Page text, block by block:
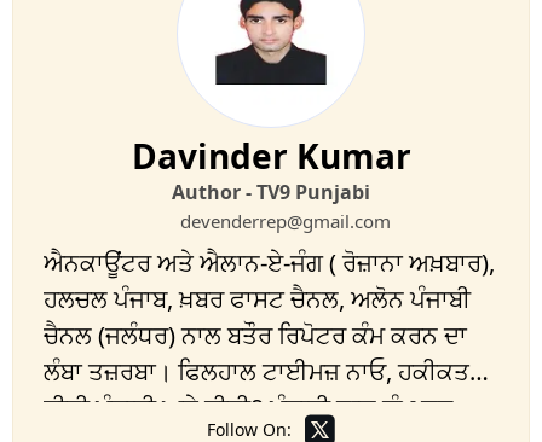
Davinder Kumar
Author - TV9 Punjabi
devenderrep@gmail.com
ਐਨਕਾਊਂਟਰ ਅਤੇ ਐਲਾਨ-ਏ-ਜੰਗ ( ਰੋਜ਼ਾਨਾ ਅਖ਼ਬਾਰ),
ਹਲਚਲ ਪੰਜਾਬ, ਖ਼ਬਰ ਫਾਸਟ ਚੈਨਲ, ਅਲੋਨ ਪੰਜਾਬੀ
ਚੈਨਲ (ਜਲੰਧਰ) ਨਾਲ ਬਤੌਰ ਰਿਪੋਟਰ ਕੰਮ ਕਰਨ ਦਾ
ਲੰਬਾ ਤਜ਼ਰਬਾ। ਫਿਲਹਾਲ ਟਾਈਮਜ਼ ਨਾਓ, ਹਕੀਕਤ
ਟੀਵੀ ਪੰਜਾਬੀ ਅਤੇ ਟੀਵੀ9 ਪੰਜਾਬੀ ਨਾਲ ਕੰਮ ਕਰ
Follow On: